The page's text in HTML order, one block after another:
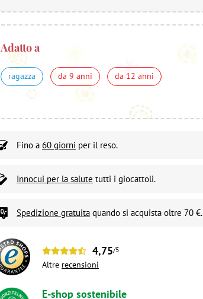
Adatto a
ragazza da 9 anni da 12 anni
Fino a 60 giorni per il reso.
Innocui per la salute tutti i giocattoli.
Spedizione gratuita quando si acquista oltre 70 €.
4,75/5
Altre recensioni
E-shop sostenibile